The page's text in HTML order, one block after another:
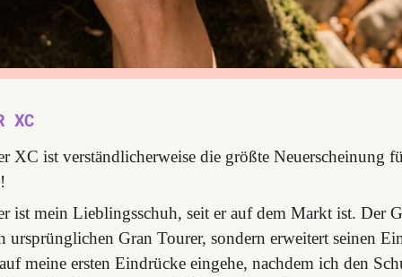
XC
XC ist verständlicherweise die größte Neuerscheinung
ist mein Lieblingsschuh, seit er auf dem Markt ist. Der
ursprünglichen Gran Tourer, sondern erweitert seinen
meine ersten Eindrücke eingehe, nachdem ich den